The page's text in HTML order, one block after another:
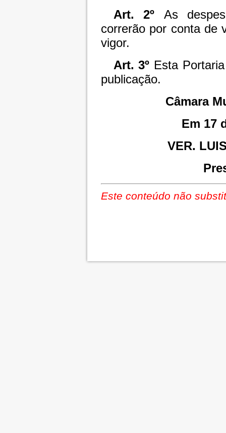
Art. 2º As
correrão por conta de
vigor.
Art. 3º Esta
publicação.
Câmara
Em 17
VER.
Este conteúdo não